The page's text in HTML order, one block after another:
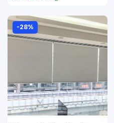
-28%